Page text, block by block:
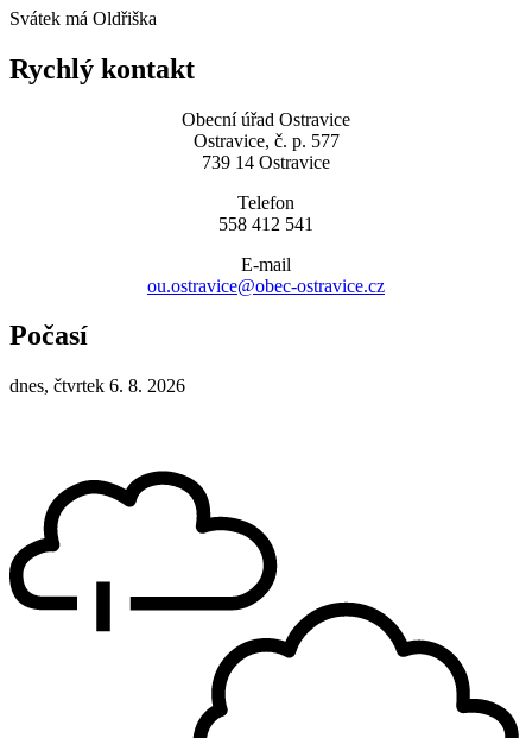
Svátek má Oldřiška
Rychlý kontakt
Obecní úřad Ostravice
Ostravice, č. p. 577
739 14 Ostravice
Telefon
558 412 541
E-mail
ou.ostravice@obec-ostravice.cz
Počasí
dnes, čtvrtek 6. 8. 2026